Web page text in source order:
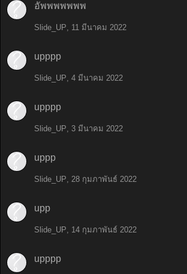
อัพพพพพพพ
Slide_UP, 11 มีนาคม 2022
upppp
Slide_UP, 4 มีนาคม 2022
upppp
Slide_UP, 3 มีนาคม 2022
uppp
Slide_UP, 28 กุมภาพันธ์ 2022
upp
Slide_UP, 14 กุมภาพันธ์ 2022
upppp